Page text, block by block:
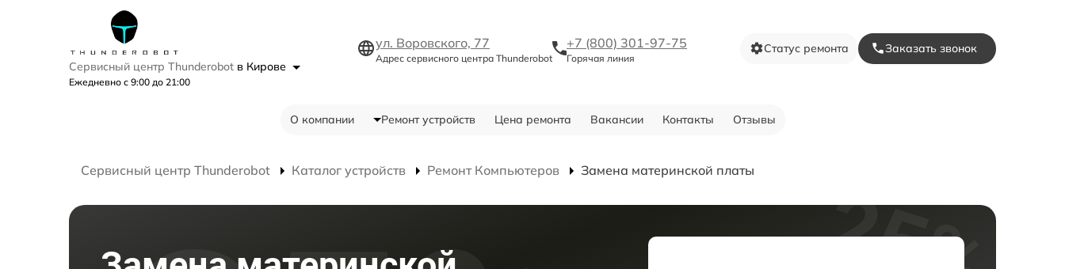
Сервисный центр Thunderobot в Кирове
Ежедневно с 9:00 до 21:00
ул. Воровского, 77
Адрес сервисного центра Thunderobot
+7 (800) 301-97-75
Горячая линия
Статус ремонта Заказать звонок
О компании Ремонт устройств Цена ремонта Вакансии Контакты Отзывы
Сервисный центр Thunderobot Каталог устройств Ремонт Компьютеров Замена материнской платы